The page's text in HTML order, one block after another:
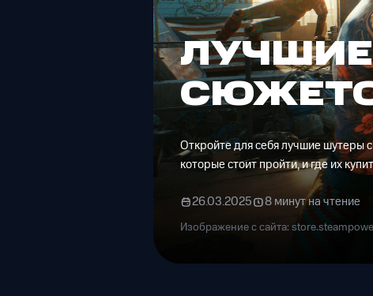
Откройте для себя лучшие шутеры
которые стоит пройти, и где их
26.03.2025 8 минут на чтение
Изображение с сайта: